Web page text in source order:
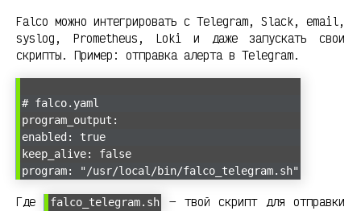
Falco можно интегрировать с Telegram, Slack, email,
syslog, Prometheus, Loki и даже запускать свои
скрипты. Пример: отправка алерта в Telegram.
# falco.yaml
program_output:
enabled: true
keep_alive: false
program: "/usr/local/bin/falco_telegram.sh"
Где falco_telegram.sh
— твой скрипт для отправки